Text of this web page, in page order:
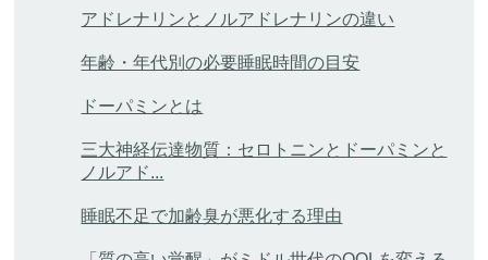
アドレナリンとノルアドレナリンの違い
年齢・年代別の必要睡眠時間の目安
ドーパミンとは
三大神経伝達物質：セロトニンとドーパミンと
ノルアド...
睡眠不足で加齢臭が悪化する理由